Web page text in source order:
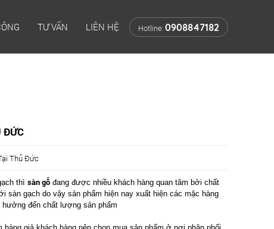
TƯ VẤN LIÊN HỆ Hotline: 0908847182
ĐỨC
Thủ Đức
thì sàn gỗđang được nhiều khách hàng quan tâm bởi chất
sàn gạch do vậy sản phẩm hiện nay xuất hiện các mặc hàng
đến chất lượng sản phẩm